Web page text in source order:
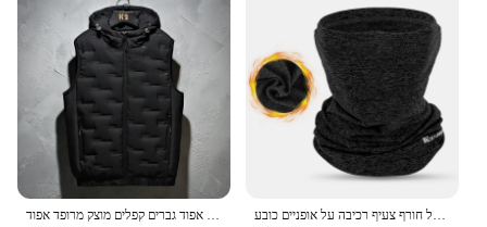
חורף סלעית אפוד גברים קפלים מוצק מרופד אפוד Windproof חם שרוולים Homme מזדמן חזייה לעבות מעיילי 8XL רכיבה מערב רכיבה על חורף צעיף רכיבה על אופניים כובע windproof גברים נשים ספורט צעיף סקי balaclea אופנוע צוואר רץ מחמם